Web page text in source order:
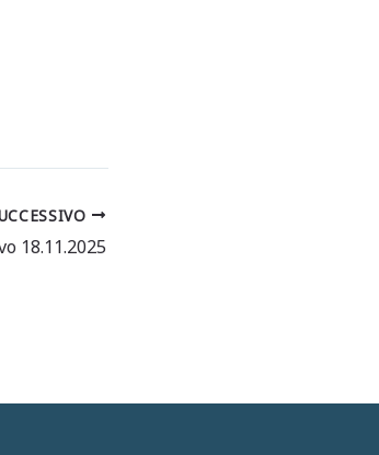
18.11.2025